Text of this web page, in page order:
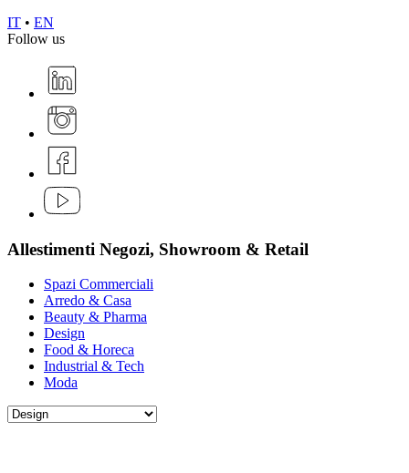
IT • EN
Follow us
Allestimenti Negozi, Showroom & Retail
Spazi Commerciali
Arredo & Casa
Beauty & Pharma
Design
Food & Horeca
Industrial & Tech
Moda